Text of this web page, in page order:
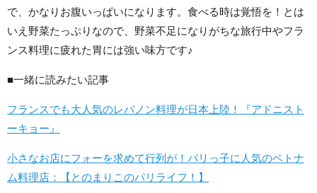
で、かなりお腹いっぱいになります。食べる時は覚悟を！とは
いえ野菜たっぷりなので、野菜不足になりがちな旅行中やフラ
ンス料理に疲れた胃には強い味方です♪
■一緒に読みたい記事
フランスでも大人気のレバノン料理が日本上陸！『アドニスト
ーキョー』
小さなお店にフォーを求めて行列が！パリっ子に人気のベトナ
ム料理店：【とのまりこのパリライフ！】